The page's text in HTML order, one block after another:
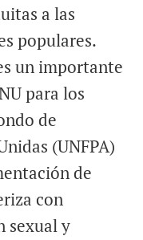
a las
populares.
un importante
para los
de
(UNFPA)
de
con
sexual y